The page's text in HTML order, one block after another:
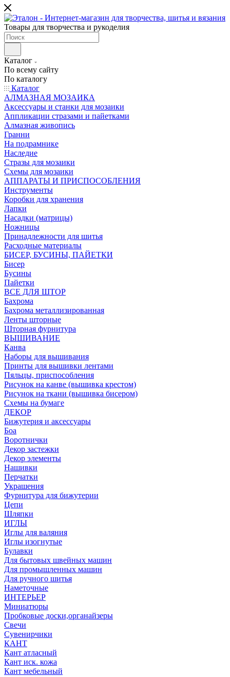
Товары для творчества и рукоделия
Каталог
По всему сайту
По каталогу
Каталог
АЛМАЗНАЯ МОЗАИКА
Аксессуары и станки для мозаики
Аппликации стразами и пайетками
Алмазная живопись
Гранни
На подрамнике
Наследие
Стразы для мозаики
Схемы для мозаики
АППАРАТЫ И ПРИСПОСОБЛЕНИЯ
Инструменты
Коробки для хранения
Лапки
Насадки (матрицы)
Ножницы
Принадлежности для шитья
Расходные материалы
БИСЕР, БУСИНЫ, ПАЙЕТКИ
Бисер
Бусины
Пайетки
ВСЕ ДЛЯ ШТОР
Бахрома
Бахрома металлизированная
Ленты шторные
Шторная фурнитура
ВЫШИВАНИЕ
Канва
Наборы для вышивания
Принты для вышивки лентами
Пяльцы, приспособления
Рисунок на канве (вышивка крестом)
Рисунок на ткани (вышивка бисером)
Схемы на бумаге
ДЕКОР
Бижутерия и аксессуары
Боа
Воротнички
Декор застежки
Декор элементы
Нашивки
Перчатки
Украшения
Фурнитура для бижутерии
Цепи
Шляпки
ИГЛЫ
Иглы для валяния
Иглы изогнутые
Булавки
Для бытовых швейных машин
Для промышленных машин
Для ручного шитья
Наметочные
ИНТЕРЬЕР
Миниатюры
Пробковые доски,органайзеры
Свечи
Сувенирчики
КАНТ
Кант атласный
Кант иск. кожа
Кант мебельный